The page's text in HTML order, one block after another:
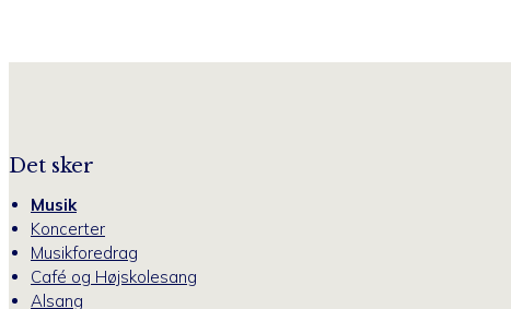
Det sker
Musik
Koncerter
Musikforedrag
Café og Højskolesang
Alsang